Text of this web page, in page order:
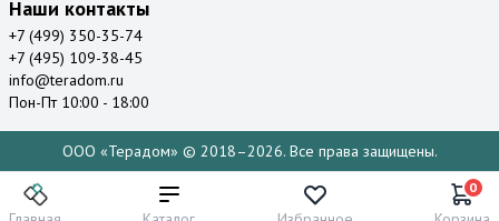
Наши контакты
+7 (499) 350-35-74
+7 (495) 109-38-45
info@teradom.ru
Пон-Пт 10:00 - 18:00
ООО «Терадом» © 2018–2026. Все права защищены.
0